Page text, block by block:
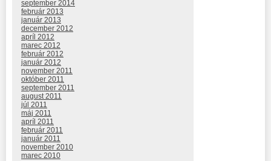
september 2014
február 2013
január 2013
december 2012
apríl 2012
marec 2012
február 2012
január 2012
november 2011
október 2011
september 2011
august 2011
júl 2011
máj 2011
apríl 2011
február 2011
január 2011
november 2010
marec 2010